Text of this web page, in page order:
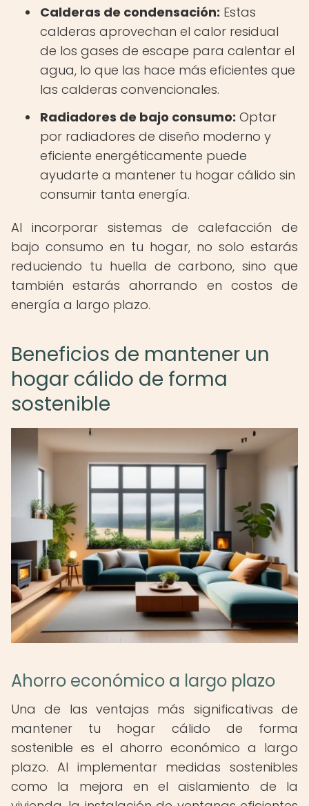
Calderas de condensación: Estas
calderas aprovechan el calor residual
de los gases de escape para calentar el
agua, lo que las hace más eficientes que
las calderas convencionales.
Radiadores de bajo consumo: Optar
por radiadores de diseño moderno y
eficiente energéticamente puede
ayudarte a mantener tu hogar cálido sin
consumir tanta energía.
Al incorporar sistemas de calefacción de
bajo consumo en tu hogar, no solo estarás
reduciendo tu huella de carbono, sino que
también estarás ahorrando en costos de
energía a largo plazo.
Beneficios de mantener un
hogar cálido de forma
sostenible
Ahorro económico a largo plazo
Una de las ventajas más significativas de
mantener tu hogar cálido de forma
sostenible es el ahorro económico a largo
plazo. Al implementar medidas sostenibles
como la mejora en el aislamiento de la